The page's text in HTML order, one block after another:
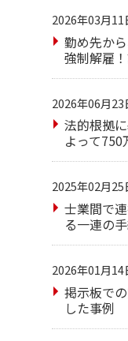
2026年03月11
勤め先か
強制解雇
2026年06月23
法的根拠
よって750
2025年02月25
士業間で
る一連の
2026年01月14
掲示板で
した事例